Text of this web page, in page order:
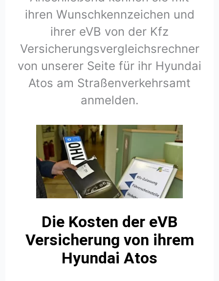
ihren Wunschkennzeichen und
ihrer eVB von der Kfz
Versicherungsvergleichsrechner
von unserer Seite für ihr Hyundai
Atos am Straßenverkehrsamt
anmelden.
Die Kosten der eVB
Versicherung von ihrem
Hyundai Atos